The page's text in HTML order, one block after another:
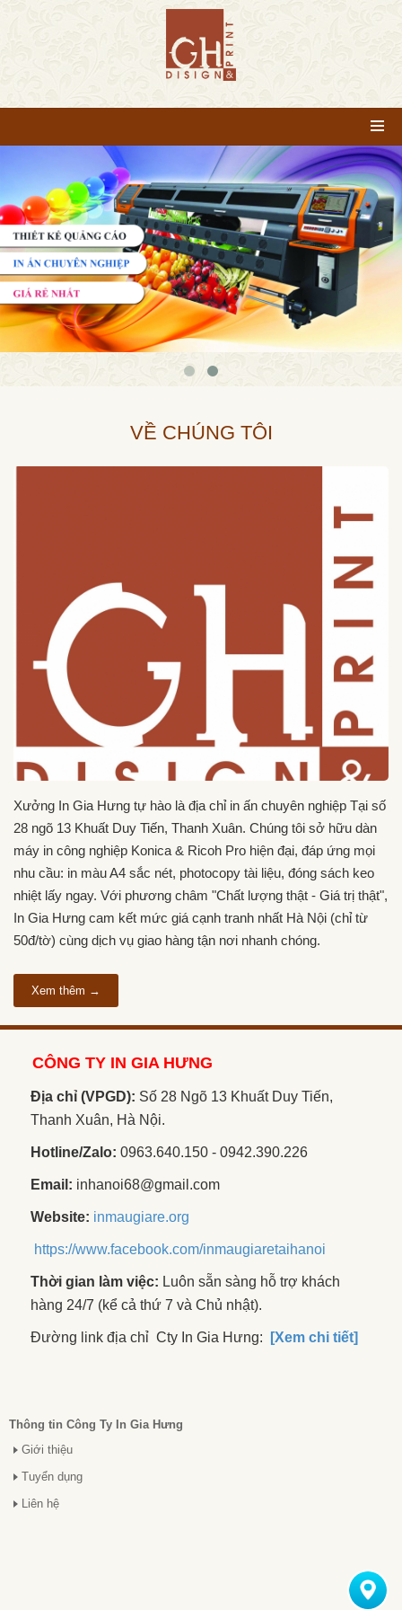
VỀ CHÚNG TÔI
Xưởng In Gia Hưng tự hào là địa chỉ in ấn chuyên nghiệp Tại số
28 ngõ 13 Khuất Duy Tiến, Thanh Xuân. Chúng tôi sở hữu dàn
máy in công nghiệp Konica & Ricoh Pro hiện đại, đáp ứng mọi
nhu cầu: in màu A4 sắc nét, photocopy tài liệu, đóng sách keo
nhiệt lấy ngay. Với phương châm "Chất lượng thật - Giá trị thật",
In Gia Hưng cam kết mức giá cạnh tranh nhất Hà Nội (chỉ từ
50đ/tờ) cùng dịch vụ giao hàng tận nơi nhanh chóng.
Xem thêm →
CÔNG TY IN GIA HƯNG
Địa chỉ (VPGD): Số 28 Ngõ 13 Khuất Duy Tiến,
Thanh Xuân, Hà Nội.
Hotline/Zalo: 0963.640.150 - 0942.390.226
Email: inhanoi68@gmail.com
Website: inmaugiare.org
https://www.facebook.com/inmaugiaretaihanoi
Thời gian làm việc: Luôn sẵn sàng hỗ trợ khách
hàng 24/7 (kể cả thứ 7 và Chủ nhật).
Đường link địa chỉ Cty In Gia Hưng: [Xem chi tiết]
Thông tin Công Ty In Gia Hưng
Giới thiệu
Tuyển dụng
Liên hệ